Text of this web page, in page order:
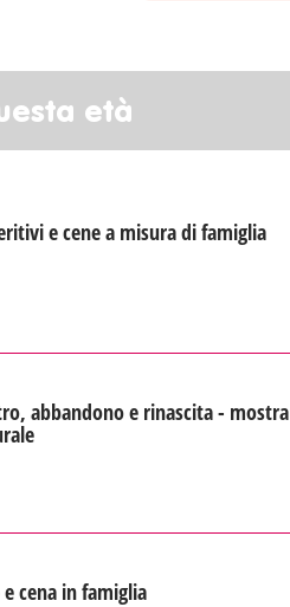
età
e cene a misura di famiglia
abbandono e rinascita - mostra
cena in famiglia